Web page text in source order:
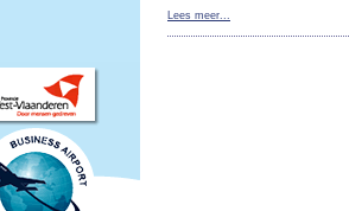
Lees meer...